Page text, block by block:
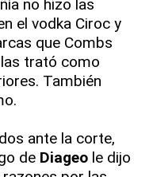
no hizo las
el vodka Ciroc y
que Combs
trató como
También
ante la corte,
de Diageo le dijo